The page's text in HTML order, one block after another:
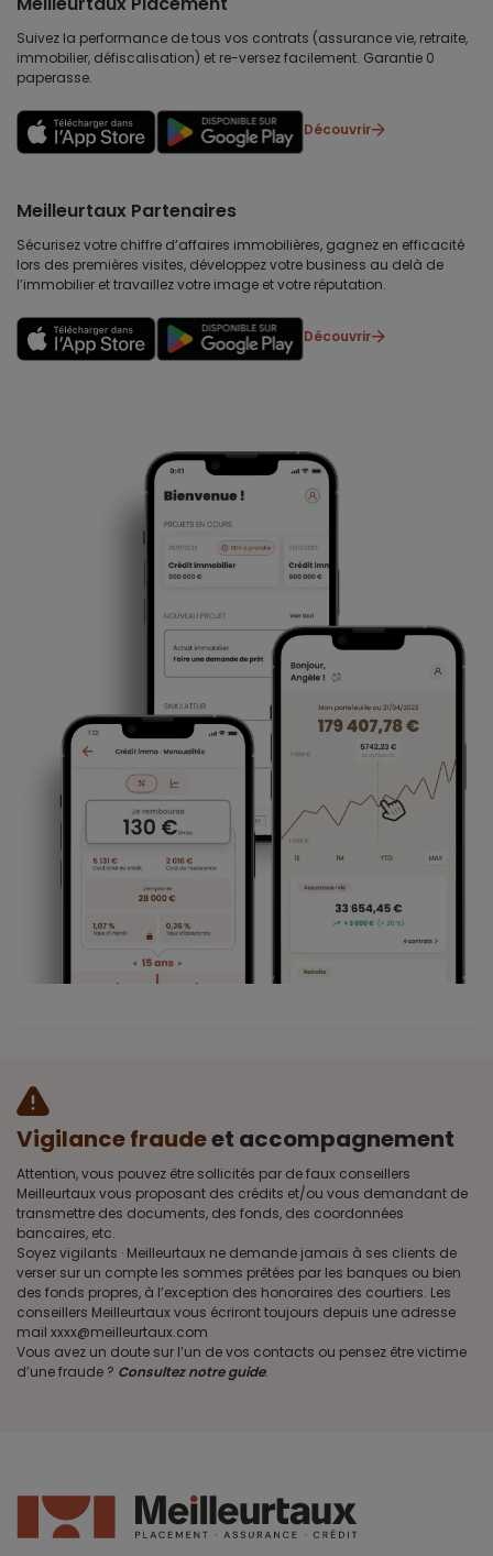
Suivez la performance de tous vos contrats (assurance vie, retraite,
immobilier, défiscalisation) et re-versez facilement. Garantie 0
paperasse.
Découvrir
Meilleurtaux Partenaires
Sécurisez votre chiffre d’affaires immobilières, gagnez en efficacité
lors des premières visites, développez votre business au delà de
l’immobilier et travaillez votre image et votre réputation.
Découvrir
Vigilance fraudeet accompagnement
Attention, vous pouvez être sollicités par de faux conseillers
Meilleurtaux vous proposant des crédits et/ou vous demandant de
transmettre des documents, des fonds, des coordonnées
bancaires, etc.
Soyez vigilants · Meilleurtaux ne demande jamais à ses clients de
verser sur un compte les sommes prêtées par les banques ou bien
des fonds propres, à l’exception des honoraires des courtiers. Les
conseillers Meilleurtaux vous écriront toujours depuis une adresse
mail xxxx@meilleurtaux.com
Vous avez un doute sur l’un de vos contacts ou pensez être victime
d’une fraude ? Consultez notre guide.